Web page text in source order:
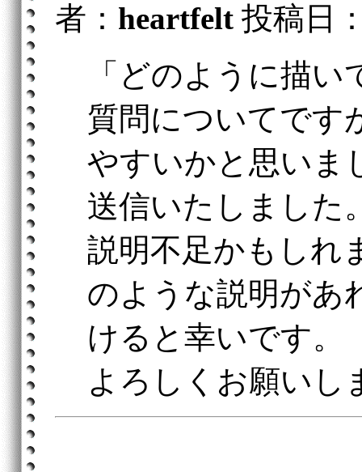
者： heartfelt 投稿日
「どのように描
質問についてです
やすいかと思いま
送信いたしました
説明不足かもしれ
のような説明があ
けると幸いです。
よろしくお願いし